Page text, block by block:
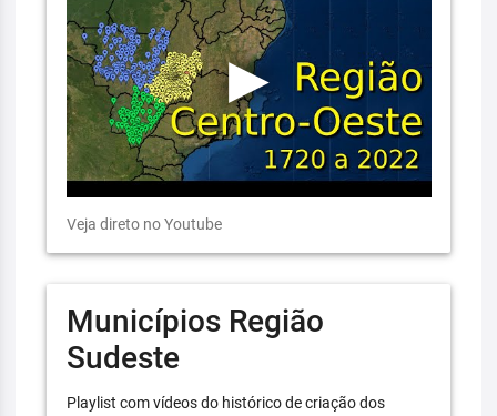
Veja direto no Youtube
Municípios Região
Sudeste
Playlist com vídeos do histórico de criação dos